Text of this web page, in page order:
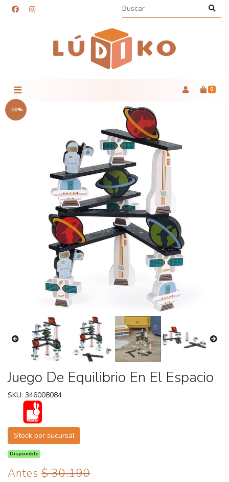
0
-50%
Juego De Equilibrio En El Espacio
SKU: 346008084
Stock por sucursal
Disponible
Antes$ 30.190